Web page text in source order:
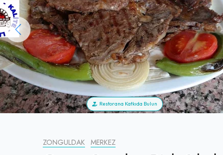
Restorana Katkıda Bulun
ZONGULDAK MERKEZ